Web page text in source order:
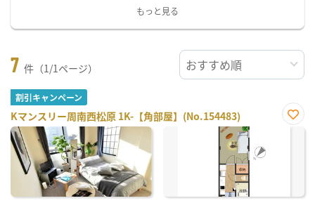
もっと見る
7 件（1/1ページ）
割引キャンペーン
Kマンスリー周南西松原 1K-【角部屋】(No.154483)
お気